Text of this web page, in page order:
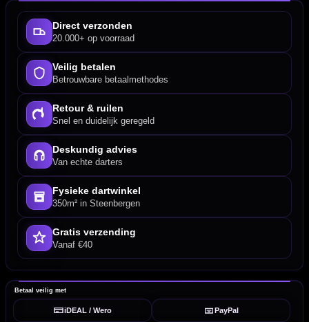
Direct verzonden
20.000+ op voorraad
Veilig betalen
Betrouwbare betaalmethodes
Retour & ruilen
Snel en duidelijk geregeld
Deskundig advies
Van echte darters
Fysieke dartwinkel
350m² in Steenbergen
Gratis verzending
Vanaf €40
Betaal veilig met
iDEAL / Wero PayPal